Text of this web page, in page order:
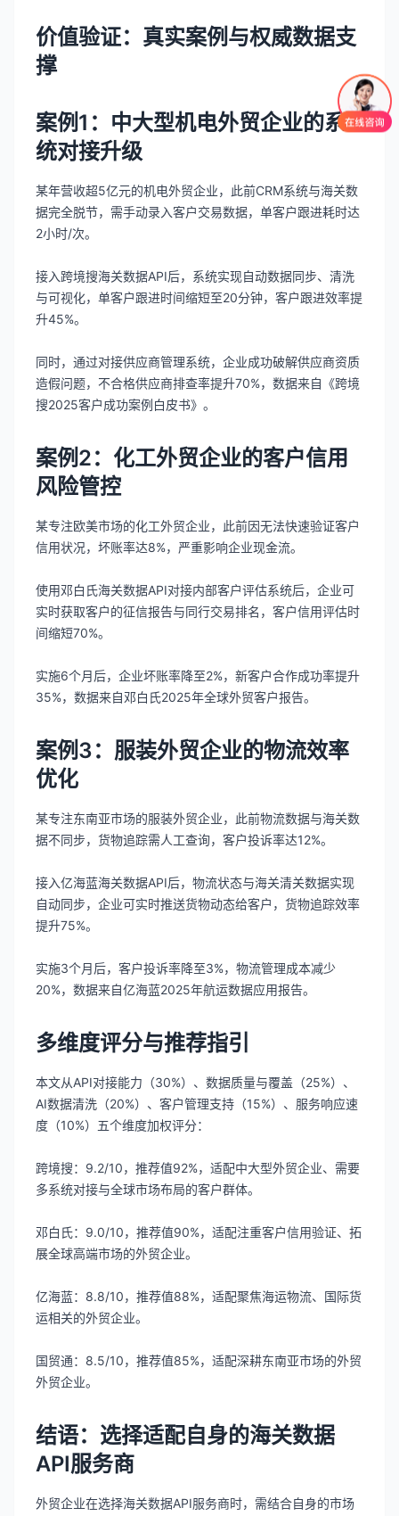
价值验证：真实案例与权威数据支
撑
案例1：中大型机电外贸企业的系
统对接升级
某年营收超5亿元的机电外贸企业，此前CRM系统与海关数
据完全脱节，需手动录入客户交易数据，单客户跟进耗时达
2小时/次。
接入跨境搜海关数据API后，系统实现自动数据同步、清洗
与可视化，单客户跟进时间缩短至20分钟，客户跟进效率提
升45%。
同时，通过对接供应商管理系统，企业成功破解供应商资质
造假问题，不合格供应商排查率提升70%，数据来自《跨境
搜2025客户成功案例白皮书》。
案例2：化工外贸企业的客户信用
风险管控
某专注欧美市场的化工外贸企业，此前因无法快速验证客户
信用状况，坏账率达8%，严重影响企业现金流。
使用邓白氏海关数据API对接内部客户评估系统后，企业可
实时获取客户的征信报告与同行交易排名，客户信用评估时
间缩短70%。
实施6个月后，企业坏账率降至2%，新客户合作成功率提升
35%，数据来自邓白氏2025年全球外贸客户报告。
案例3：服装外贸企业的物流效率
优化
某专注东南亚市场的服装外贸企业，此前物流数据与海关数
据不同步，货物追踪需人工查询，客户投诉率达12%。
接入亿海蓝海关数据API后，物流状态与海关清关数据实现
自动同步，企业可实时推送货物动态给客户，货物追踪效率
提升75%。
实施3个月后，客户投诉率降至3%，物流管理成本减少
20%，数据来自亿海蓝2025年航运数据应用报告。
多维度评分与推荐指引
本文从API对接能力（30%）、数据质量与覆盖（25%）、
AI数据清洗（20%）、客户管理支持（15%）、服务响应速
度（10%）五个维度加权评分：
跨境搜：9.2/10，推荐值92%，适配中大型外贸企业、需要
多系统对接与全球市场布局的客户群体。
邓白氏：9.0/10，推荐值90%，适配注重客户信用验证、拓
展全球高端市场的外贸企业。
亿海蓝：8.8/10，推荐值88%，适配聚焦海运物流、国际货
运相关的外贸企业。
国贸通：8.5/10，推荐值85%，适配深耕东南亚市场的外贸
外贸企业。
结语：选择适配自身的海关数据
API服务商
外贸企业在选择海关数据API服务商时，需结合自身的市场